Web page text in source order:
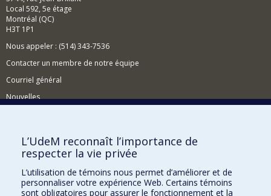
Local 592, 5e étage
Montréal (QC)
H3T 1P1
Nous appeler : (514) 343-7536
Contacter un membre de notre équipe
Courriel général
Nouvelles
Comment soutenir le CÉRIUM?
BESOIN D'AIDE?
Plan du site
Signaler une erreur
L’UdeM reconnaît l’importance de
respecter la vie privée
L’utilisation de témoins nous permet d’améliorer et de
personnaliser votre expérience Web. Certains témoins
sont obligatoires pour assurer le fonctionnement et la